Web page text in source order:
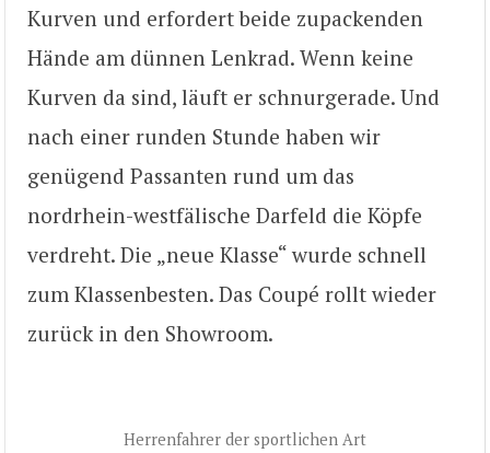
Kurven und erfordert beide zupackenden
Hände am dünnen Lenkrad. Wenn keine
Kurven da sind, läuft er schnurgerade. Und
nach einer runden Stunde haben wir
genügend Passanten rund um das
nordrhein-westfälische Darfeld die Köpfe
verdreht. Die „neue Klasse“ wurde schnell
zum Klassenbesten. Das Coupé rollt wieder
zurück in den Showroom.
Herrenfahrer der sportlichen Art